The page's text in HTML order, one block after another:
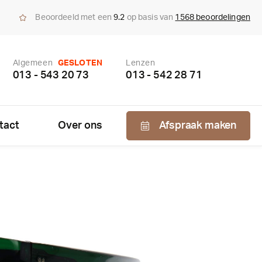
Beoordeeld met een9.2 op basis van 1568 beoordelingen
Algemeen GESLOTEN
013 - 543 20 73
Lenzen
013 - 542 28 71
Over ons Afspraak maken
bepaling